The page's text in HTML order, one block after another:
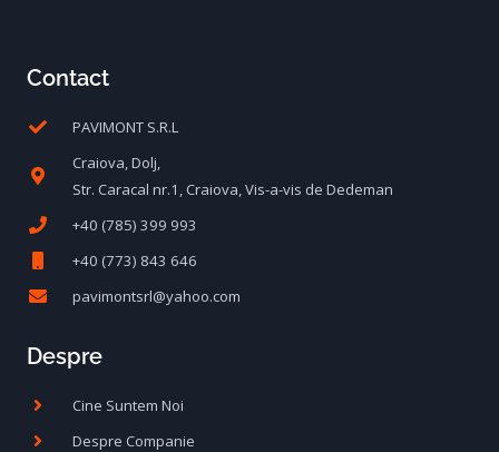
Contact
PAVIMONT S.R.L
Craiova, Dolj,
Str. Caracal nr.1, Craiova, Vis-a-vis de Dedeman
+40 (785) 399 993
+40 (773) 843 646
pavimontsrl@yahoo.com
Despre
Cine Suntem Noi
Despre Companie